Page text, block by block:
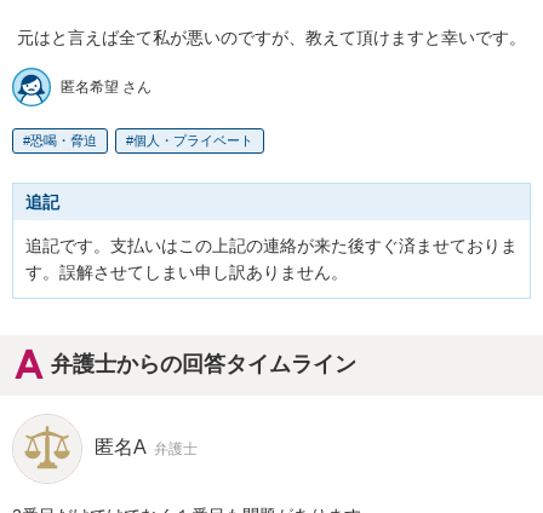
元はと言えば全て私が悪いのですが、教えて頂けますと幸いです。
匿名希望 さん
恐喝・脅迫 個人・プライベート
追記
追記です。支払いはこの上記の連絡が来た後すぐ済ませておりま
す。誤解させてしまい申し訳ありません。
弁護士からの回答タイムライン
匿名A 弁護士